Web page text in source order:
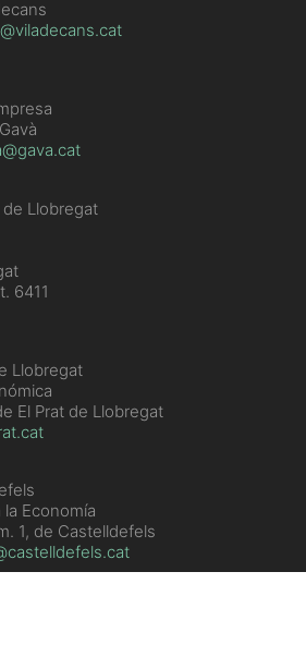
Llobregat
6411
Llobregat
El Prat de Llobregat
Economía
1, de Castelldefels